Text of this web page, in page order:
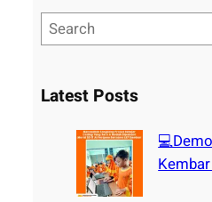
e
rLatest Posts